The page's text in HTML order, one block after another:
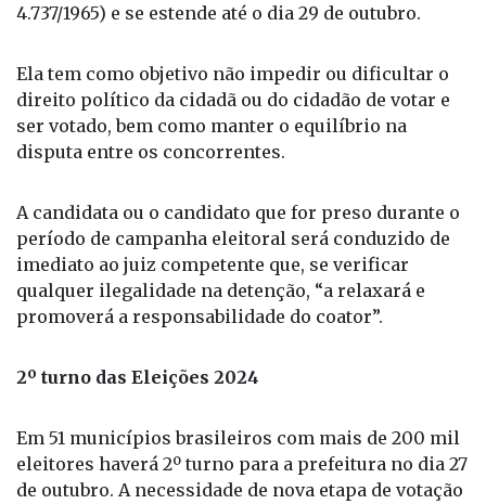
4.737/1965) e se estende até o dia 29 de outubro.
Ela tem como objetivo não impedir ou dificultar o
direito político da cidadã ou do cidadão de votar e
ser votado, bem como manter o equilíbrio na
disputa entre os concorrentes.
A candidata ou o candidato que for preso durante o
período de campanha eleitoral será conduzido de
imediato ao juiz competente que, se verificar
qualquer ilegalidade na detenção, “a relaxará e
promoverá a responsabilidade do coator”.
2º turno das Eleições 2024
Em 51 municípios brasileiros com mais de 200 mil
eleitores haverá 2º turno para a prefeitura no dia 27
de outubro. A necessidade de nova etapa de votação